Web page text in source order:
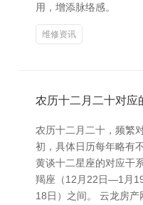
用，增添脉络感。
维修资讯
农历十二月二十对应
农历十二月二十，频繁
初，具体日历每年略有
黄谈十二星座的对应干
羯座（12月22日—1月
18日）之间。 云龙房产